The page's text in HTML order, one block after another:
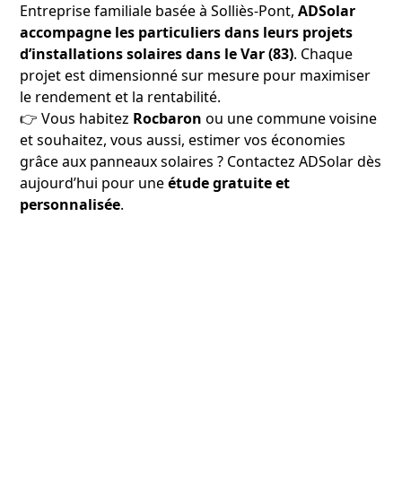
Entreprise familiale basée à Solliès-Pont,ADSolar
accompagne les particuliers dans leurs projets
d’installations solaires dans le Var (83). Chaque
projet est dimensionné sur mesure pour maximiser
le rendement et la rentabilité.
👉 Vous habitez Rocbaron ou une commune voisine
et souhaitez, vous aussi, estimer vos économies
grâce aux panneaux solaires ? Contactez ADSolar dès
aujourd’hui pour uneétude gratuite et
personnalisée.